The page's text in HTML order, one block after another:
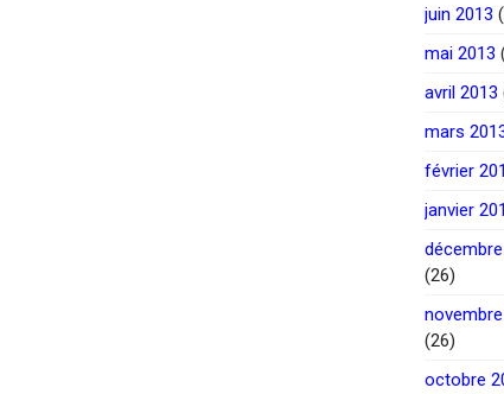
juin 2013
mai 2013
avril 2013
mars
février
janvier
(26)
(26)
octobre